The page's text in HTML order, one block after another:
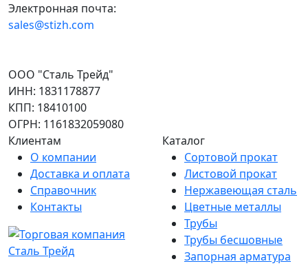
Электронная почта:
sales@stizh.com
ООО "Сталь Трейд"
ИНН: 1831178877
КПП: 18410100
ОГРН: 1161832059080
Клиентам
О компании
Доставка и оплата
Справочник
Контакты
Каталог
Сортовой прокат
Листовой прокат
Нержавеющая сталь
Цветные металлы
Трубы
Трубы бесшовные
Запорная арматура